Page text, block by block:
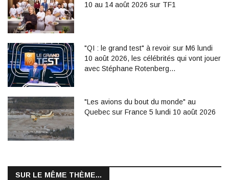
10 au 14 août 2026 sur TF1
"QI : le grand test" à revoir sur M6 lundi
10 août 2026, les célébrités qui vont jouer
avec Stéphane Rotenberg…
"Les avions du bout du monde" au
Quebec sur France 5 lundi 10 août 2026
SUR LE MÊME THÈME...